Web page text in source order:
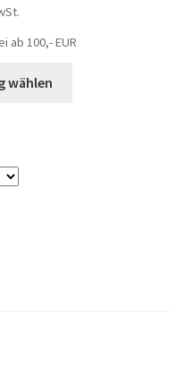
ab 100,- EUR
wählen